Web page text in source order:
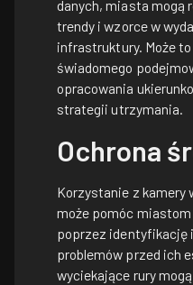
danych, miasta mogą
trendy i wzorce w
infrastruktury. Może
świadomego
opracowania
strategii utrzymania.
Ochrona
Korzystanie z kamery
może pomóc
poprzez identyfikację
problemów przed ich
wyciekające rury